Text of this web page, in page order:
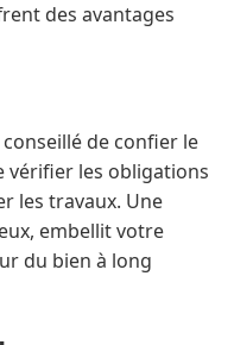
des avantages
de confier le
vérifier les obligations
les travaux. Une
embellit votre
du bien à long